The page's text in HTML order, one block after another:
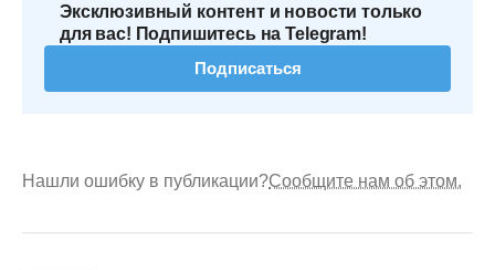
Эксклюзивный контент и новости только
для вас! Подпишитесь на Telegram!
Подписаться
Нашли ошибку в публикации?Сообщите нам об этом.